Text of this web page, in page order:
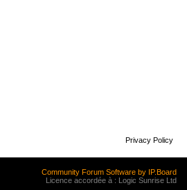
Privacy Policy
Community Forum Software by IP.Board
Licence accordée à : Logic Sunrise Ltd